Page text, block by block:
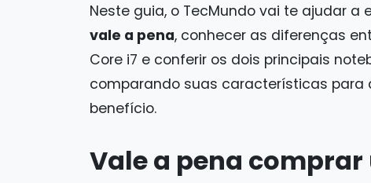
Neste guia, o TecMundo vai te ajudar a
vale a pena, conhecer as diferenças
Core i7 e conferir os dois principais
comparando suas características para
benefício.
Vale a pena comprar